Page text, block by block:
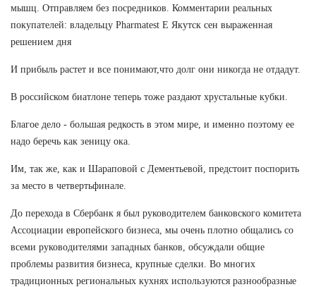
мышц. Отправляем без посредников. Комментарии реальных
покупателей: владельцу Pharmatest E Якутск сен выраженная
решением дня
И прибыль растет и все понимают,что долг они никогда не отдадут.
В российском биатлоне теперь тоже раздают хрустальные кубки.
Благое дело - большая редкость в этом мире, и именно поэтому ее
надо беречь как зеницу ока.
Им, так же, как и Шараповой с Дементьевой, предстоит поспорить
за место в четвертьфинале.
До перехода в Сбербанк я был руководителем банковского комитета
Ассоциации европейского бизнеса, мы очень плотно общались со
всеми руководителями западных банков, обсуждали общие
проблемы развития бизнеса, крупные сделки. Во многих
традиционных региональных кухнях используются разнообразные